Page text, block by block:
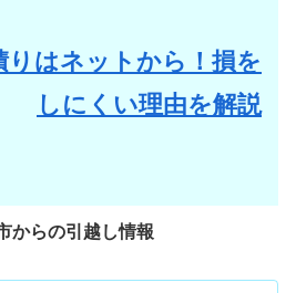
りはネットから！損を
しにくい理由を解説
からの引越し情報